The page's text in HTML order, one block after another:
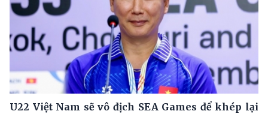
U22 Việt Nam sẽ vô địch SEA Games để khép lại